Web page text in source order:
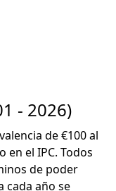
- 2026)
de €100 al
el IPC. Todos
de poder
cada año se